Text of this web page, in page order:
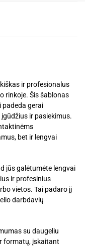
ir profesionalus
rinkoje. Šis šablonas
padeda gerai
ir pasiekimus.
bet ir lengvai
jūs galėtumėte lengvai
ir profesinius
vietos. Tai padaro jį
darbdavių
su daugeliu
formatų, įskaitant